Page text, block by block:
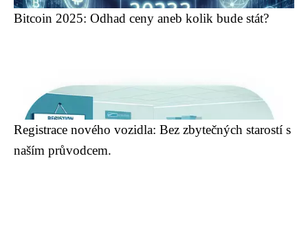
Bitcoin 2025: Odhad ceny aneb kolik bude stát?
Registrace nového vozidla: Bez zbytečných starostí s
naším průvodcem.